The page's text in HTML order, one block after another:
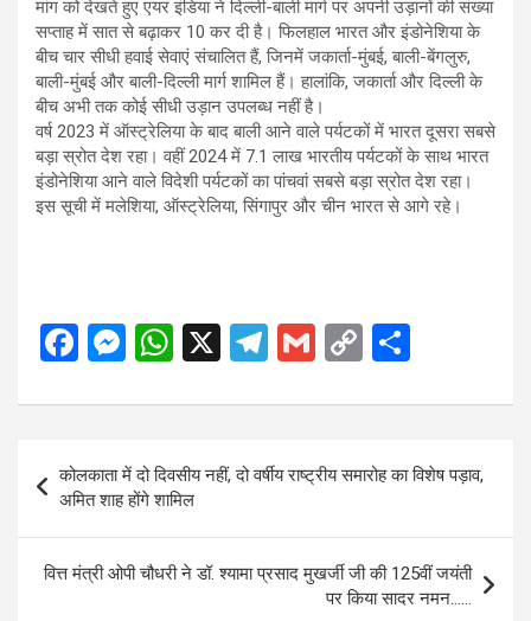
मांग को देखते हुए एयर इंडिया ने दिल्ली-बाली मार्ग पर अपनी उड़ानों की संख्या
सप्ताह में सात से बढ़ाकर 10 कर दी है। फिलहाल भारत और इंडोनेशिया के
बीच चार सीधी हवाई सेवाएं संचालित हैं, जिनमें जकार्ता-मुंबई, बाली-बेंगलुरु,
बाली-मुंबई और बाली-दिल्ली मार्ग शामिल हैं। हालांकि, जकार्ता और दिल्ली के
बीच अभी तक कोई सीधी उड़ान उपलब्ध नहीं है।
वर्ष 2023 में ऑस्ट्रेलिया के बाद बाली आने वाले पर्यटकों में भारत दूसरा सबसे
बड़ा स्रोत देश रहा। वहीं 2024 में 7.1 लाख भारतीय पर्यटकों के साथ भारत
इंडोनेशिया आने वाले विदेशी पर्यटकों का पांचवां सबसे बड़ा स्रोत देश रहा।
इस सूची में मलेशिया, ऑस्ट्रेलिया, सिंगापुर और चीन भारत से आगे रहे।
F
ce
o
o
k
M
se
n
g
er
W
at
s
A
p
p
X
T
e
gr
a
m
G
ail
C
py
Li
n
k
ar
e
Post
navigation
कोलकाता में दो दिवसीय नहीं, दो वर्षीय राष्ट्रीय समारोह का विशेष पड़ाव,
अमित शाह होंगे शामिल
वित्त मंत्री ओपी चौधरी ने डॉ. श्यामा प्रसाद मुखर्जी जी की 125वीं जयंती
पर किया सादर नमन……